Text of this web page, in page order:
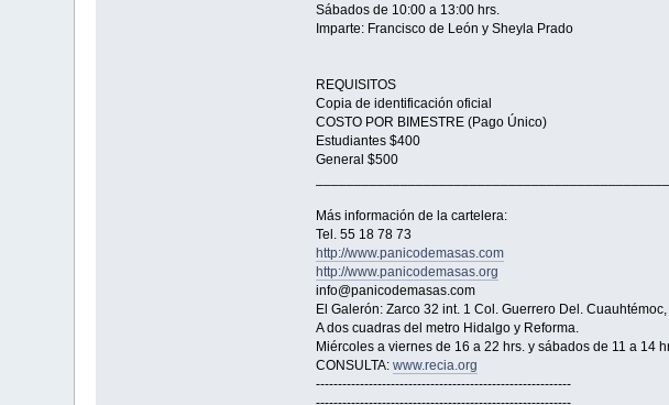
Sábados de 10:00 a 13:00 hrs.
Imparte: Francisco de León y Sheyla Prado
REQUISITOS
Copia de identificación oficial
COSTO POR BIMESTRE (Pago Único)
Estudiantes $400
General $500
Más información de la cartelera:
Tel. 55 18 78 73
http://www.panicodemasas.com
http://www.panicodemasas.org
info@panicodemasas.com
El Galerón: Zarco 32 int. 1 Col. Guerrero Del. Cuauhtémoc,
A dos cuadras del metro Hidalgo y Reforma.
Miércoles a viernes de 16 a 22 hrs. y sábados de 11 a 14
CONSULTA: www.recia.org
----------------------------------------------------------